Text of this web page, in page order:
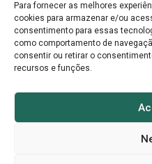
Para fornecer as melhores
cookies para armazenar e/ou
consentimento para essas
como comportamento de
consentir ou retirar o
recursos e funções.
Fale